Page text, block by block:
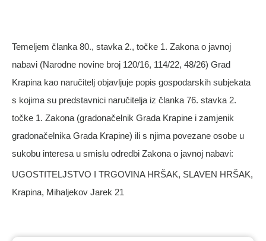
Temeljem članka 80., stavka 2., točke 1. Zakona o javnoj
nabavi (Narodne novine broj 120/16, 114/22, 48/26) Grad
Krapina kao naručitelj objavljuje popis gospodarskih subjekata
s kojima su predstavnici naručitelja iz članka 76. stavka 2.
točke 1. Zakona (gradonačelnik Grada Krapine i zamjenik
gradonačelnika Grada Krapine) ili s njima povezane osobe u
sukobu interesa u smislu odredbi Zakona o javnoj nabavi:
UGOSTITELJSTVO I TRGOVINA HRŠAK, SLAVEN HRŠAK,
Krapina, Mihaljekov Jarek 21